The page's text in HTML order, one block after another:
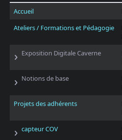
Accueil
Ateliers / Formations et Pédagogie
Exposition Digitale Caverne
Notions de base
Projets des adhérents
capteur COV